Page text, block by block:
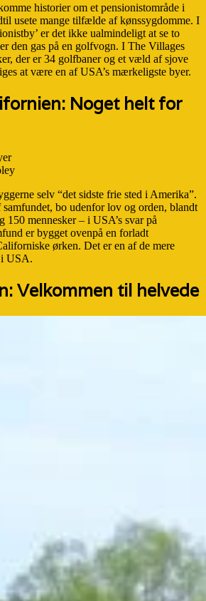
historier om et pensionistområde i
usete mange tilfælde af kønssygdomme. I
er det ikke ualmindeligt at se to
den gas på en golfvogn. I The Villages
der er 34 golfbaner og et væld af sjove
at være en af USA’s mærkeligste byer.
Noget helt for
selv “det sidste frie sted i Amerika”.
bo udenfor lov og orden, blandt
mennesker – i USA’s svar på
er bygget ovenpå en forladt
ørken. Det er en af de mere
i USA.
Velkommen til helvede